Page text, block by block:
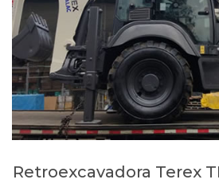
Retroexcavadora Terex